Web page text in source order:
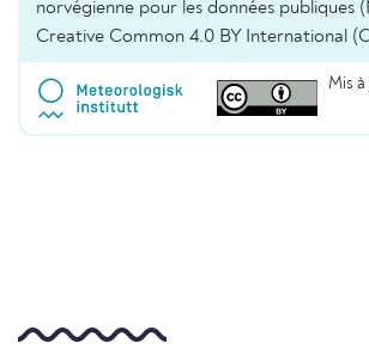
norvégienne pour les données publiques
Creative Common 4.0 BY International
Mis